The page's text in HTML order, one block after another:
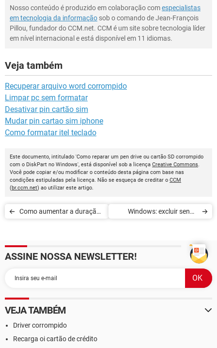
Nosso conteúdo é produzido em colaboração comespecialistas
em tecnologia da informação sob o comando de Jean-François
Pillou, fundador do CCM.net. CCM é um site sobre tecnologia líder
em nível internacional e está disponível em 11 idiomas.
Veja também
Recuperar arquivo word corrompido
Limpar pc sem formatar
Desativar pin cartão sim
Mudar pin cartao sim iphone
Como formatar itel teclado
Este documento, intitulado 'Como reparar um pen drive ou cartão SD corrompido
com o DiskPart no Windows', está disponível sob a licença Creative Commons.
Você pode copiar e/ou modificar o conteúdo desta página com base nas
condições estipuladas pela licença. Não se esqueça de creditar o CCM
(br.ccm.net) ao utilizar este artigo.
Como aumentar a duração
Windows: excluir senha
ASSINE NOSSA NEWSLETTER!
VEJA TAMBÉM
Driver corrompido
Recarga oi cartão de crédito